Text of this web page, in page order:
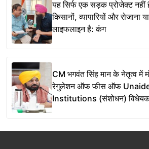
यह सिर्फ एक सड़क प्रोजेक्ट नहीं
किसानों, व्यापारियों और रोजाना
लाइफलाइन है: कंग
CM भगवंत सिंह मान के नेतृत्व में
रेगुलेशन ऑफ फीस ऑफ
Institutions (संशोधन)